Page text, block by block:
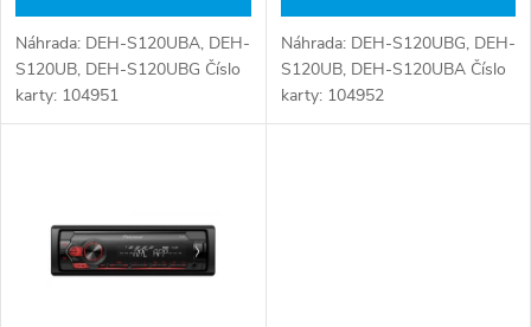
u
k
d
u
k
Náhrada: DEH-S120UBA, DEH-
S120UB, DEH-S120UBG Číslo
karty: 104951
Náhrada: DEH-S120UBG, DEH-
S120UB, DEH-S120UBA Číslo
karty: 104952